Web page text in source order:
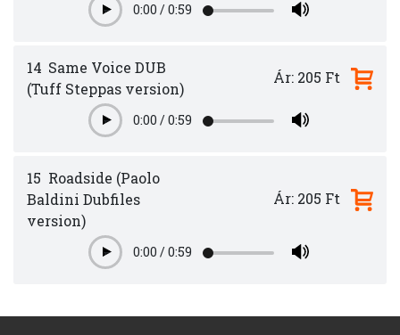
Play0:00 /0:59
14 Same Voice DUB
(Tuff Steppas version)
Play0:00 /0:59
Ár: 205 Ft
15 Roadside (Paolo
Baldini Dubfiles
version)
Play0:00 /0:59
Ár: 205 Ft